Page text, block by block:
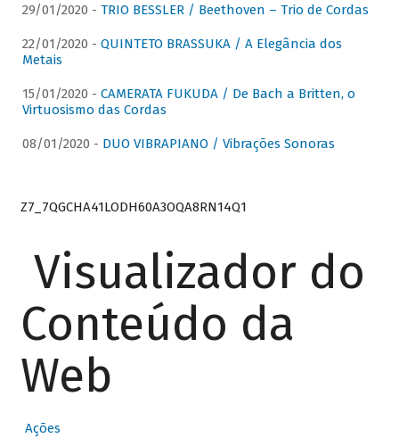
29/01/2020 - TRIO BESSLER / Beethoven – Trio de Cordas
22/01/2020 - QUINTETO BRASSUKA / A Elegância dos
Metais
15/01/2020 - CAMERATA FUKUDA / De Bach a Britten, o
Virtuosismo das Cordas
08/01/2020 - DUO VIBRAPIANO / Vibrações Sonoras
Z7_7QGCHA41LODH60A3OQA8RN14Q1
Visualizador do
Conteúdo da
Web
Ações